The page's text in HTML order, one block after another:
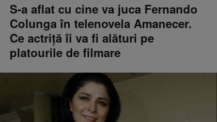
S-a aflat cu cine va juca Fernando
Colunga în telenovela Amanecer.
Ce actriță îi va fi alături pe
platourile de filmare